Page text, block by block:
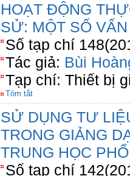
HOẠT ĐỘNG
SỬ: MỘT SỐ
Số tạp chí
Tác giả: Bùi
Tạp chí: Thiết bị
Tóm tắt
SỬ DỤNG TƯ
TRONG GIẢNG
TRUNG HỌC
Số tạp chí